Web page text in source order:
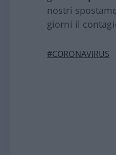
nostri
giorni il
#CORONAVIRUS